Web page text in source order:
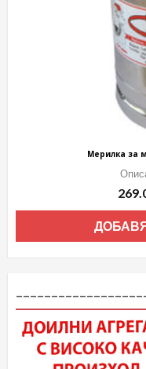
Мерилка за